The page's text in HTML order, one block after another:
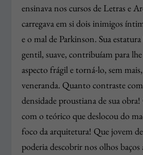
ensinava nos cursos de Letras e
carregava em si dois inimigos
e o mal de Parkinson. Sua
gentil, suave, contribuíam para
aspecto frágil e torná-lo, sem
veneranda. Quanto contraste
densidade proustiana de sua
com o teórico que deslocou do
foco da arquitetura! Que jovem
poderia descobrir nos olhos baços